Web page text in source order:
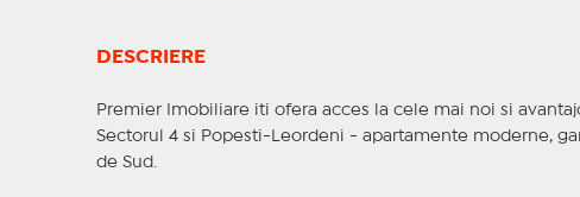
DESCRIERE
Premier Imobiliare iti ofera acces la cele mai noi si
Sectorul 4 si Popesti-Leordeni - apartamente moderne,
de Sud.